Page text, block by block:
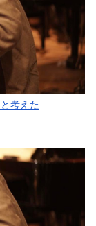
考えた